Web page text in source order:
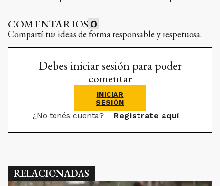
COMENTARIOS 0
Compartí tus ideas de forma responsable y respetuosa.
Debes iniciar sesión para poder
comentar
INICIAR
SESIÓN
¿No tenés cuenta? Registrate aquí
RELACIONADAS